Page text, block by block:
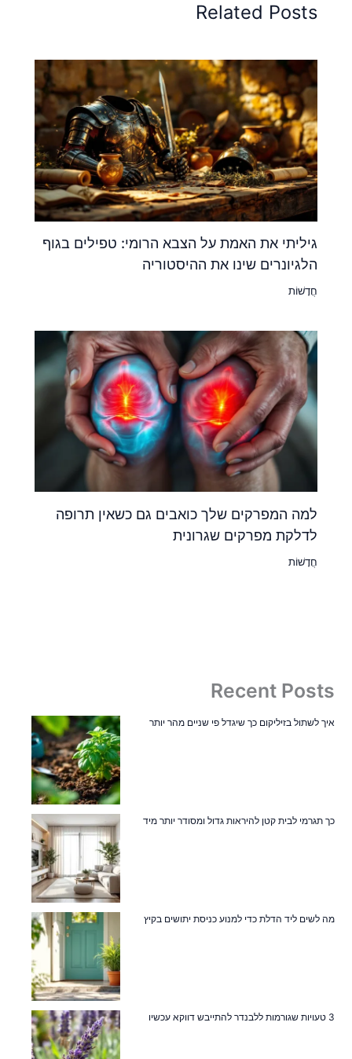
Related Posts
גיליתי את האמת על הצבא הרומי: טפילים בגוף
הלגיונרים שינו את ההיסטוריה
חֲדָשׁוֹת
למה המפרקים שלך כואבים גם כשאין תרופה
לדלקת מפרקים שגרונית
חֲדָשׁוֹת
Recent Posts
איך לשתול בזיליקום כך שיגדל פי שניים מהר יותר
כך תגרמי לבית קטן להיראות גדול ומסודר יותר מיד
מה לשים ליד הדלת כדי למנוע כניסת יתושים בקיץ
3 טעויות שגורמות ללבנדר להתייבש דווקא עכשיו